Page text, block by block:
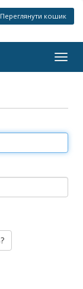
Переглянути кошик